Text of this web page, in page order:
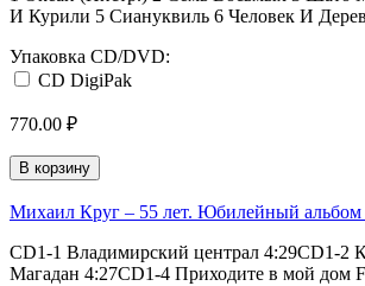
И Курили 5 Сиануквиль 6 Человек И
Упаковка CD/DVD:
CD DigiPak
770.00 ₽
В корзину
Михаил Круг ‎– 55 лет. Юбилейный альбом
CD1-1 Владимирский централ 4:29CD1-2
Магадан 4:27CD1-4 Приходите в мой дом